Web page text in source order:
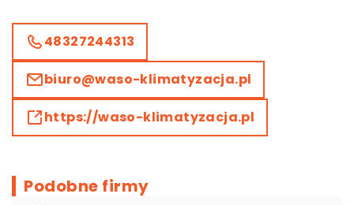
48327244313
biuro@waso-klimatyzacja.pl
https://waso-klimatyzacja.pl
Podobne firmy